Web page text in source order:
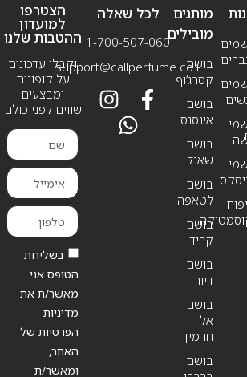
מותגים
מובילים
בושם
קסרג’וף
בושם
אינסנס
בושם
שאנל
בושם
לטאפה
בושם
קריד
בושם
דיור
בושם
אל
חרמין
בושם
לכל שאלה
1-700-507-060
support@callperfume.co.il
הצטרפו
למועדון
ההטבות שלנו
וקבלו עדכונים
על קופונים
ומבצעים
שווים לפני כולם
בשליחת
הטופס אני
מאשר/ת את
מדיניות
הפרטיות של
האתר,
ומאשר/ת